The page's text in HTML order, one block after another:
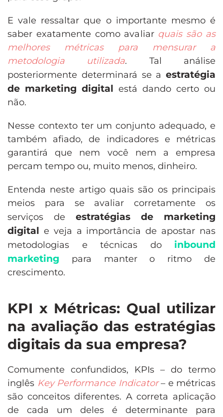
E vale ressaltar que o importante mesmo é
saber exatamente como avaliar quais são as
melhores métricas para mensurar a
metodologia utilizada. Tal análise
posteriormente determinará se a estratégia
de marketing digital está dando certo ou
não.
Nesse contexto ter um conjunto adequado, e
também afiado, de indicadores e métricas
garantirá que nem você nem a empresa
percam tempo ou, muito menos, dinheiro.
Entenda neste artigo quais são os principais
meios para se avaliar corretamente os
serviços de estratégias de marketing
digital e veja a importância de apostar nas
metodologias e técnicas do inbound
marketing para manter o ritmo de
crescimento.
KPI x Métricas: Qual utilizar
na avaliação das estratégias
digitais da sua empresa?
Comumente confundidos, KPIs – do termo
inglês Key Performance Indicator– e métricas
são conceitos diferentes. A correta aplicação
de cada um deles é determinante para